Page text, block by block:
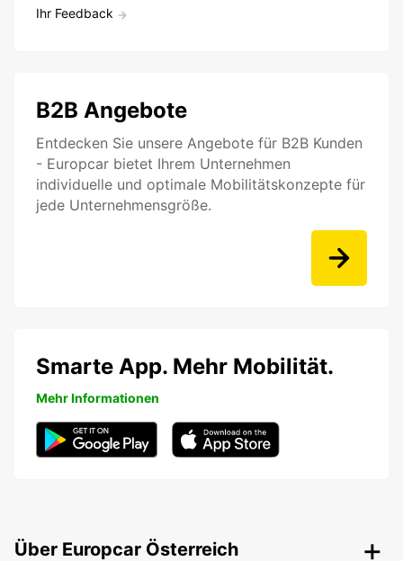
Ihr Feedback
B2B Angebote
Entdecken Sie unsere Angebote für B2B Kunden
- Europcar bietet Ihrem Unternehmen
individuelle und optimale Mobilitätskonzepte für
jede Unternehmensgröße.
Smarte App. Mehr Mobilität.
Mehr Informationen
Über Europcar Österreich